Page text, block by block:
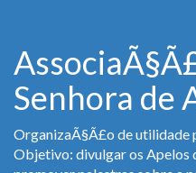
Senhora de
OrganizaÃ§Ã£o de utilidade
Objetivo: divulgar os Apelos